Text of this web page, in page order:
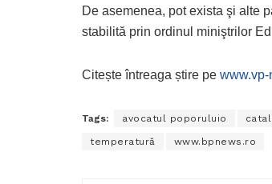
De asemenea, pot exista şi alte
stabilită prin ordinul miniştrilor
Citește întreaga știre pe www.vp-
Tags: avocatul poporuluio
temperatură www.bpnews.ro